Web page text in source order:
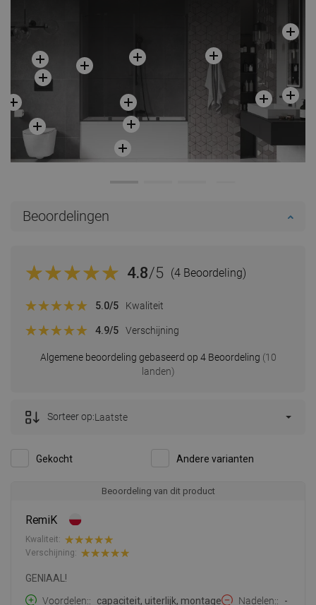
Beoordelingen
4.8/5 (4 Beoordeling)
Algemene beoordeling gebaseerd op 4 Beoordeling (10
landen)
5.0/5 Kwaliteit
4.9/5 Verschijning
Gekocht Andere varianten
Sorteer op:Laatste
Beoordeling van dit product
RemiK
Kwaliteit:
Verschijning:
GENIAAL!
Voordelen:
capaciteit, uiterlijk, montage Nadelen: -